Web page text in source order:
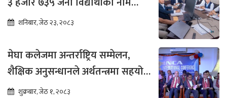
भर्नाका लागि सिफारिस
शनिबार, जेठ २३, २०८३
मेघा कलेजमा अन्तर्राष्ट्रिय सम्मेलन,
शैक्षिक अनुसन्धानले अर्थतन्त्रमा सहयोग
पुग्ने विश्वास
शुक्रबार, जेठ १, २०८३